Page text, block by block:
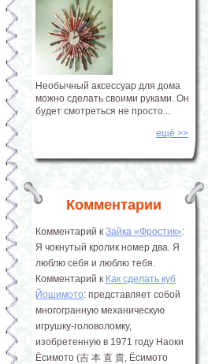
Необычный аксессуар для дома
можно сделать своими руками. Он
будет смотреться не просто...
ещё >>
Комментарии
Комментарий к Зайка «Фростик»:
Я чокнутый кролик номер два. Я
люблю себя и люблю тебя.
Комментарий к Как сделать куб
Йошимото: представляет собой
многогранную механическую
игрушку-головоломку,
изобретенную в 1971 году Наоки
Ёсимото (吉 本 直 貴, Ёсимото